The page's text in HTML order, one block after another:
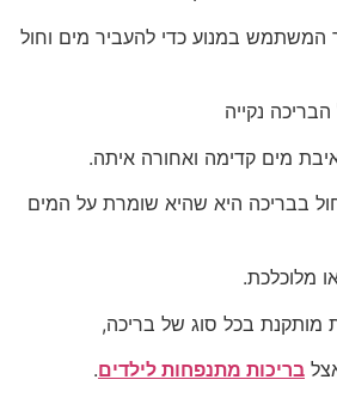
במנוע כדי להעביר מים וחול
נקייה
מים קדימה ואחורה איתה.
בבריכה היא שהיא שומרת על המים
מלוכלכת.
מותקנת בכל סוג של בריכה,
בריכות מתנפחות לילדים.